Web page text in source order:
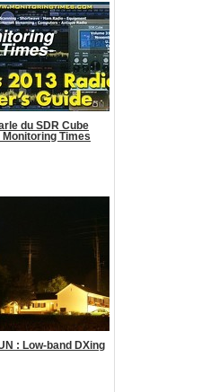
du SDR Cube
Monitoring Times
: Low-band DXing